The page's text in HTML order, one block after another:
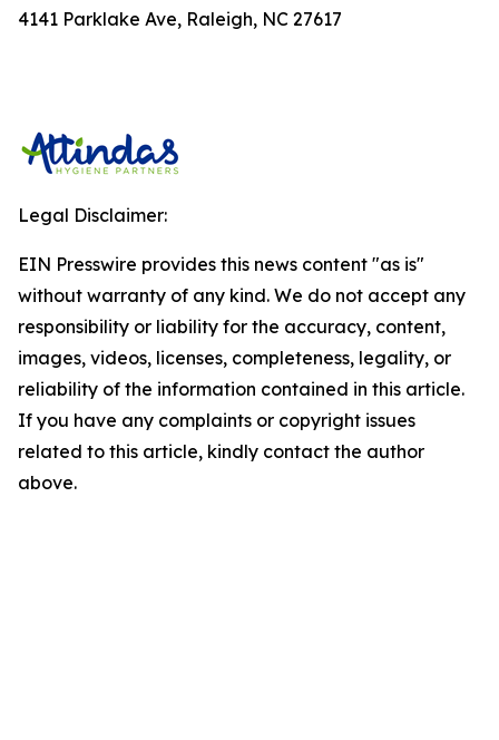
4141 Parklake Ave, Raleigh, NC 27617
Legal Disclaimer:
EIN Presswire provides this news content "as is"
without warranty of any kind. We do not accept any
responsibility or liability for the accuracy, content,
images, videos, licenses, completeness, legality, or
reliability of the information contained in this article.
If you have any complaints or copyright issues
related to this article, kindly contact the author
above.